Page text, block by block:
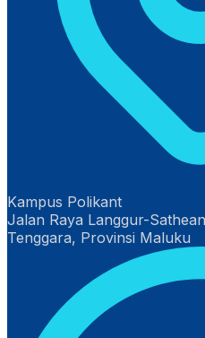
Kampus Polikant
Jalan Raya Langgur-
Tenggara, Provinsi Maluku